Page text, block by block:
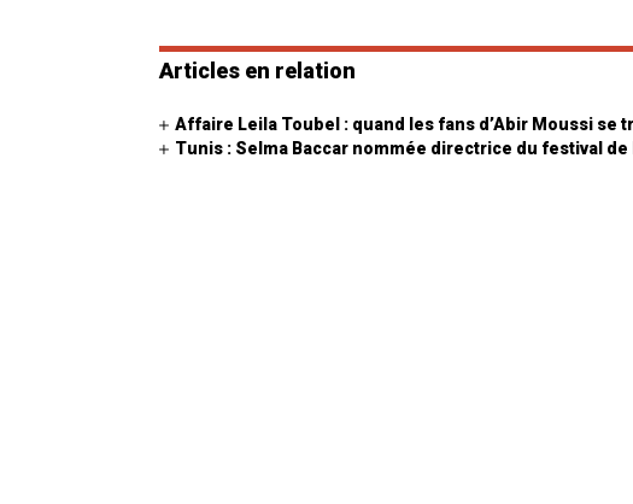
Articles en relation
Affaire Leila Toubel : quand les fans d’Abir Moussi se
Tunis : Selma Baccar nommée directrice du festival